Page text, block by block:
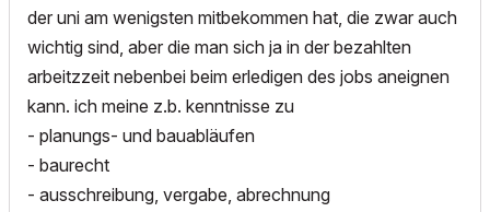
der uni am wenigsten mitbekommen hat, die zwar auch
wichtig sind, aber die man sich ja in der bezahlten
arbeitzzeit nebenbei beim erledigen des jobs aneignen
kann. ich meine z.b. kenntnisse zu
- planungs- und bauabläufen
- baurecht
- ausschreibung, vergabe, abrechnung